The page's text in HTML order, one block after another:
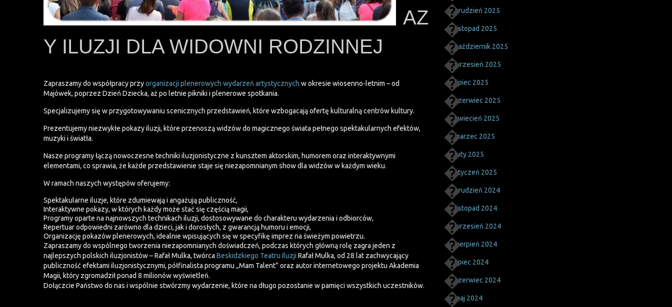
AZ
Y ILUZJI DLA WIDOWNI RODZINNEJ
Zapraszamy do współpracy przyorganizacji plenerowych wydarzeń artystycznych w okresie wiosenno-letnim – od
Majówek, poprzez Dzień Dziecka, aż po letnie pikniki i plenerowe spotkania.
Specjalizujemy się w przygotowywaniu scenicznych przedstawień, które wzbogacają ofertę kulturalną centrów kultury.
Prezentujemy niezwykłe pokazy iluzji, które przenoszą widzów do magicznego świata pełnego spektakularnych efektów,
muzyki i światła.
Nasze programy łączą nowoczesne techniki iluzjonistyczne z kunsztem aktorskim, humorem oraz interaktywnymi
elementami, co sprawia, że każde przedstawienie staje się niezapomnianym show dla widzów w każdym wieku.
W ramach naszych występów oferujemy:
Spektakularne iluzje, które zdumiewają i angażują publiczność,
Interaktywne pokazy, w których każdy może stać się częścią magii,
Programy oparte na najnowszych technikach iluzji, dostosowywane do charakteru wydarzenia i odbiorców,
Repertuar odpowiedni zarówno dla dzieci, jak i dorosłych, z gwarancją humoru i emocji,
Organizację pokazów plenerowych, idealnie wpisujących się w specyfikę imprez na świeżym powietrzu.
Zapraszamy do wspólnego tworzenia niezapomnianych doświadczeń, podczas których główną rolę zagra jeden z
najlepszych polskich iluzjonistów – Rafał Mulka, twórca Beskidzkiego Teatru Iluzji Rafał Mulka, od 28 lat zachwycający
publiczność efektami iluzjonistycznymi, półfinalista programu „Mam Talent” oraz autor internetowego projektu Akademia
Magii, który zgromadził ponad 8 milionów wyświetleń.
Dołączcie Państwo do nas i wspólnie stwórzmy wydarzenie, które na długo pozostanie w pamięci wszystkich uczestników.
grudzień 2025
listopad 2025
październik 2025
wrzesień 2025
lipiec 2025
czerwiec 2025
kwiecień 2025
marzec 2025
luty 2025
styczeń 2025
grudzień 2024
listopad 2024
wrzesień 2024
sierpień 2024
lipiec 2024
czerwiec 2024
maj 2024